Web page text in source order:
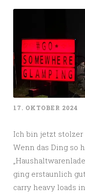
17. OKTOBER 2024
Ich bin jetzt stolzer
Wenn das Ding so
ging erstaunlich
carry heavy loads